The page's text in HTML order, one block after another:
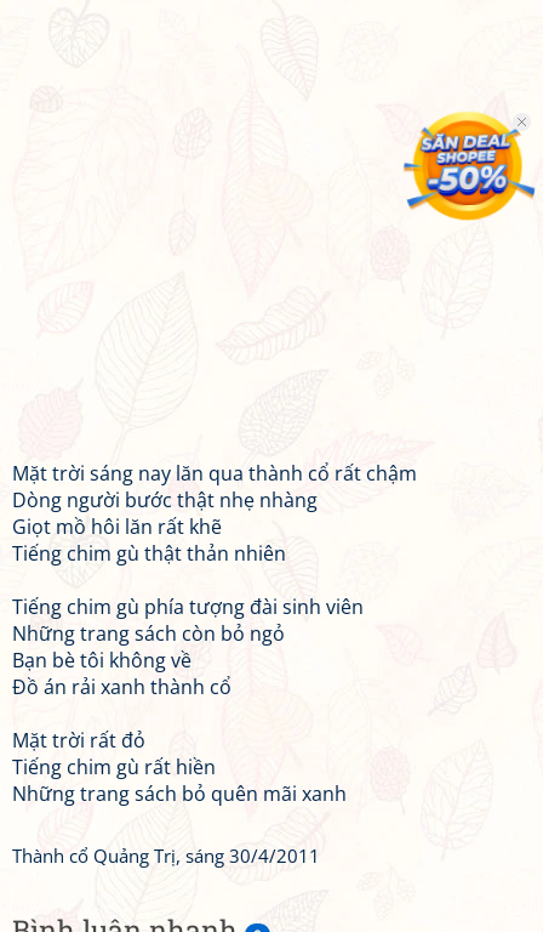
Mặt trời sáng nay lăn qua thành cổ rất chậm
Dòng người bước thật nhẹ nhàng
Giọt mồ hôi lăn rất khẽ
Tiếng chim gù thật thản nhiên
Tiếng chim gù phía tượng đài sinh viên
Những trang sách còn bỏ ngỏ
Bạn bè tôi không về
Đồ án rải xanh thành cổ
Mặt trời rất đỏ
Tiếng chim gù rất hiền
Những trang sách bỏ quên mãi xanh
Thành cổ Quảng Trị, sáng 30/4/2011